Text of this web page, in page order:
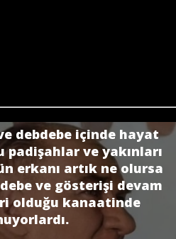
debdebe içinde hayat
padişahlar ve yakınları
erkanı artık ne olursa
ve gösterişi devam
olduğu kanaatinde